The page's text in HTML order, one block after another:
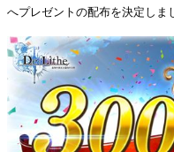
へプレゼントの配布を決定しま